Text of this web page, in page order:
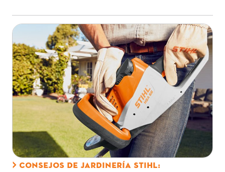
CONSEJOS DE JARDINERÍA STIHL: